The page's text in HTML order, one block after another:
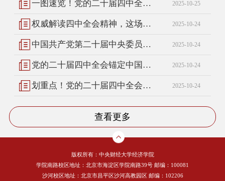
一图速览！党的二十届四中全会公报 2025-10-25
权威解读四中全会精神，这场发布会信息量很大！ 2025-10-24
中国共产党第二十届中央委员会第四次全体会议公报 2025-10-24
党的二十届四中全会锚定中国式现代化发展新目标 2025-10-24
划重点！党的二十届四中全会学习笔记来了 2025-10-24
查看更多
版权所有：中央财经大学经济学院
学院南路校区地址：北京市海淀区学院南路39号 邮编：100081
沙河校区地址：北京市昌平区沙河高教园区 邮编：102206